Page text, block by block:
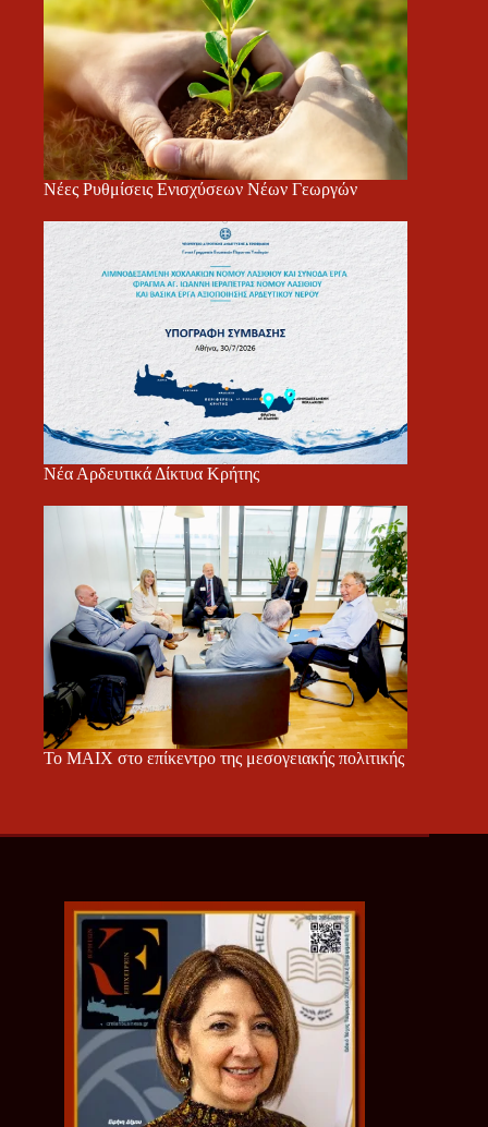
Νέες Ρυθμίσεις Ενισχύσεων Νέων Γεωργών
Νέα Αρδευτικά Δίκτυα Κρήτης
Το ΜΑΙΧ στο επίκεντρο της μεσογειακής πολιτικής